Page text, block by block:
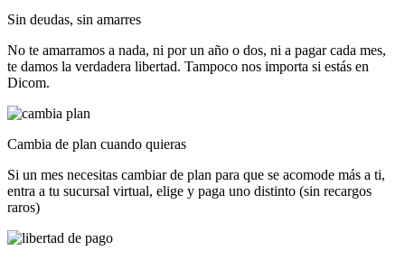
Sin deudas, sin amarres
No te amarramos a nada, ni por un año o dos, ni a pagar cada mes,
te damos la verdadera libertad. Tampoco nos importa si estás en
Dicom.
Cambia de plan cuando quieras
Si un mes necesitas cambiar de plan para que se acomode más a ti,
entra a tu sucursal virtual, elige y paga uno distinto (sin recargos
raros)